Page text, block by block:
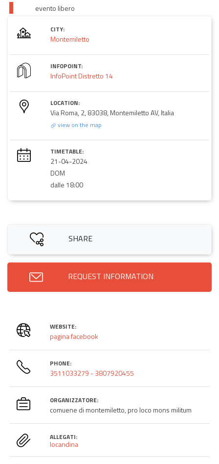
evento libero
CITY:
Montemiletto
INFOPOINT:
InfoPoint Distretto 14
LOCATION:
Via Roma, 2, 83038, Montemiletto AV, Italia
view on the map
TIMETABLE:
21-04-2024
DOM
dalle 18:00
SHARE
REQUEST INFORMATION
WEBSITE:
pagina facebook
PHONE:
3511033279 - 3807920455
ORGANIZZATORE:
comuene di montemiletto, pro loco mons militum
ALLEGATI:
locandina